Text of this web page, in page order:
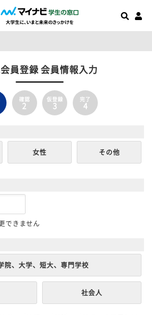
員登録 会員情報入力
確認
2
仮登録
3
完了
4
女性 その他
できません
院、大学、短大、専門学校
社会人